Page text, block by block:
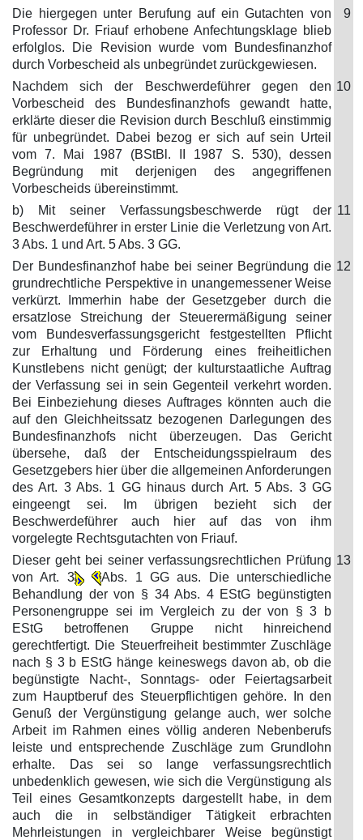
Die hiergegen unter Berufung auf ein Gutachten von
Professor Dr. Friauf erhobene Anfechtungsklage blieb
erfolglos. Die Revision wurde vom Bundesfinanzhof
durch Vorbescheid als unbegründet zurückgewiesen.
9
Nachdem sich der Beschwerdeführer gegen den
Vorbescheid des Bundesfinanzhofs gewandt hatte,
erklärte dieser die Revision durch Beschluß einstimmig
für unbegründet. Dabei bezog er sich auf sein Urteil
vom 7. Mai 1987 (BStBl. II 1987 S. 530), dessen
Begründung mit derjenigen des angegriffenen
Vorbescheids übereinstimmt.
10
b) Mit seiner Verfassungsbeschwerde rügt der
Beschwerdeführer in erster Linie die Verletzung von Art.
3 Abs. 1 und Art. 5 Abs. 3 GG.
11
Der Bundesfinanzhof habe bei seiner Begründung die
grundrechtliche Perspektive in unangemessener Weise
verkürzt. Immerhin habe der Gesetzgeber durch die
ersatzlose Streichung der Steuerermäßigung seiner
vom Bundesverfassungsgericht festgestellten Pflicht
zur Erhaltung und Förderung eines freiheitlichen
Kunstlebens nicht genügt; der kulturstaatliche Auftrag
der Verfassung sei in sein Gegenteil verkehrt worden.
Bei Einbeziehung dieses Auftrages könnten auch die
auf den Gleichheitssatz bezogenen Darlegungen des
Bundesfinanzhofs nicht überzeugen. Das Gericht
übersehe, daß der Entscheidungsspielraum des
Gesetzgebers hier über die allgemeinen Anforderungen
des Art. 3 Abs. 1 GG hinaus durch Art. 5 Abs. 3 GG
eingeengt sei. Im übrigen bezieht sich der
Beschwerdeführer auch hier auf das von ihm
vorgelegte Rechtsgutachten von Friauf.
12
Dieser geht bei seiner verfassungsrechtlichen Prüfung
von Art. 3
Abs. 1 GG aus. Die unterschiedliche
Behandlung der von § 34 Abs. 4 EStG begünstigten
Personengruppe sei im Vergleich zu der von § 3 b
EStG betroffenen Gruppe nicht hinreichend
gerechtfertigt. Die Steuerfreiheit bestimmter Zuschläge
nach § 3 b EStG hänge keineswegs davon ab, ob die
begünstigte Nacht-, Sonntags- oder Feiertagsarbeit
zum Hauptberuf des Steuerpflichtigen gehöre. In den
Genuß der Vergünstigung gelange auch, wer solche
Arbeit im Rahmen eines völlig anderen Nebenberufs
leiste und entsprechende Zuschläge zum Grundlohn
erhalte. Das sei so lange verfassungsrechtlich
unbedenklich gewesen, wie sich die Vergünstigung als
Teil eines Gesamtkonzepts dargestellt habe, in dem
auch die in selbständiger Tätigkeit erbrachten
Mehrleistungen in vergleichbarer Weise begünstigt
13